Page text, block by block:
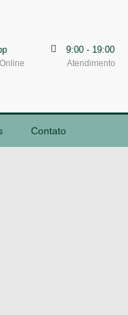
9:00 - 19:00
Atendimento
Contato